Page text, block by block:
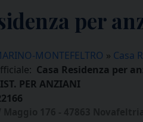
per
MONTEFELTRO » Casa
Casa Residenza per
PER ANZIANI